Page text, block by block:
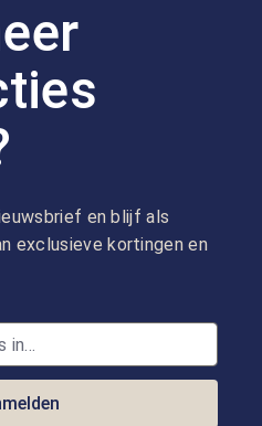
en blijf als
exclusieve kortingen en